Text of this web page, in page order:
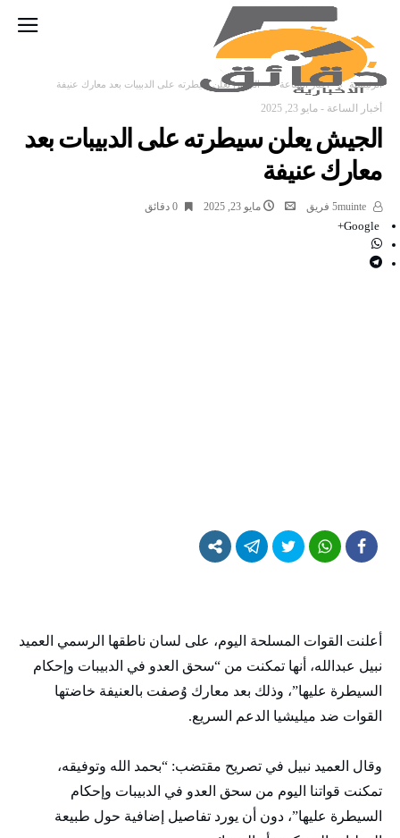
‫الرئيسية‬ أخبار الساعة الجيش يعلن سيطرته على الدبيبات بعد معارك عنيفة
أخبار الساعة - مايو 23, 2025
الجيش يعلن سيطرته على الدبيبات بعد
معارك عنيفة
مايو 23, 2025 0 ‫دقائق‬
Google+
أعلنت القوات المسلحة اليوم، على لسان ناطقها الرسمي العميد
نبيل عبدالله، أنها تمكنت من “سحق العدو في الدبيبات وإحكام
السيطرة عليها”، وذلك بعد معارك وُصفت بالعنيفة خاضتها
القوات ضد ميليشيا الدعم السريع.
وقال العميد نبيل في تصريح مقتضب: “بحمد الله وتوفيقه،
تمكنت قواتنا اليوم من سحق العدو في الدبيبات وإحكام
السيطرة عليها”، دون أن يورد تفاصيل إضافية حول طبيعة